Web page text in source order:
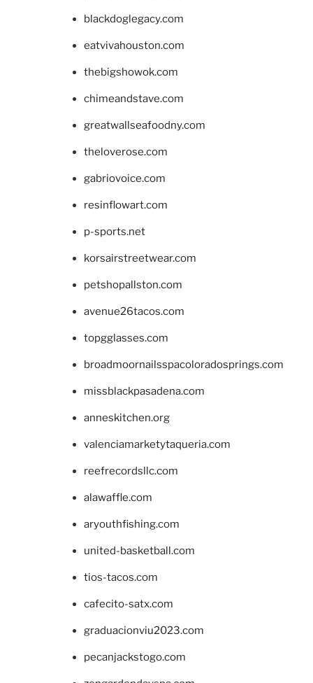
blackdoglegacy.com
eatvivahouston.com
thebigshowok.com
chimeandstave.com
greatwallseafoodny.com
theloverose.com
gabriovoice.com
resinflowart.com
p-sports.net
korsairstreetwear.com
petshopallston.com
avenue26tacos.com
topgglasses.com
broadmoornailsspacoloradosprings.com
missblackpasadena.com
anneskitchen.org
valenciamarketytaqueria.com
reefrecordsllc.com
alawaffle.com
aryouthfishing.com
united-basketball.com
tios-tacos.com
cafecito-satx.com
graduacionviu2023.com
pecanjackstogo.com